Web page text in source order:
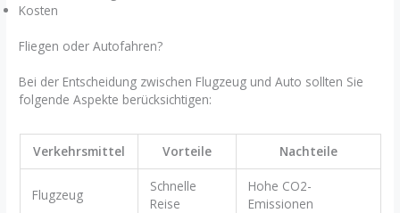
Kosten
Fliegen oder Autofahren?
Bei der Entscheidung zwischen Flugzeug und Auto sollten Sie
folgende Aspekte berücksichtigen:
Verkehrsmittel Vorteile Nachteile
Flugzeug
Schnelle
Reise
Hohe CO2-
Emissionen